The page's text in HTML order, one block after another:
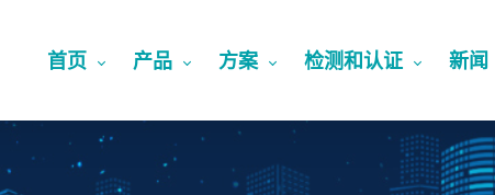
首页 产品 方案 检测和认证 新闻